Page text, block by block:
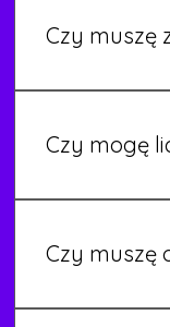
Czy muszę
Nie zawsze –
Czy mogę
Tak, w
Czy muszę
Tak, umowy